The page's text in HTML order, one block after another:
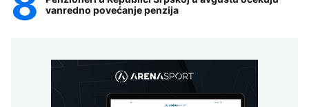
vanredno povećanje penzija